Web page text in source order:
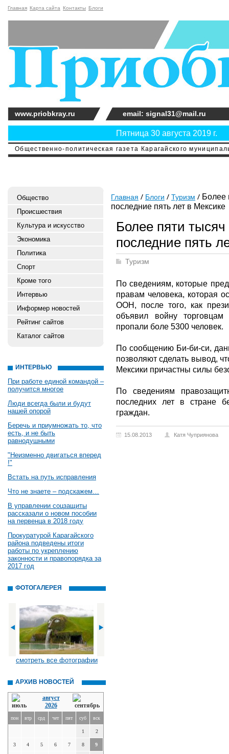
Главная Карта сайта Контакты Блоги
Общественно-политическая газета Карагайского
Пятница 30 августа 2019 г.
www.priobkray.ru email: signal31@mail.ru
Общество
Происшествия
Культура и искусство
Экономика
Политика
Спорт
Кроме того
Интервью
Информер новостей
Рейтинг сайтов
Каталог сайтов
ИНТЕРВЬЮ
При работе единой командой –
получится многое
Люди всегда были и будут
нашей опорой
Беречь и приумножать то, что
есть, и не быть
равнодушными
"Неизменно двигаться вперед
!"
Встать на путь исправления
Что не знаете – подскажем…
В управлении соцзащиты
рассказали о новом пособии
на первенца в 2018 году
Прокуратурой Карагайского
района подведены итоги
работы по укреплению
законности и правопорядка за
2017 год
ФОТОГАЛЕРЕЯ
смотреть все фотографии
АРХИВ НОВОСТЕЙ
август
2026
пон втр срд чет пят суб вск
1 2
3 4 5 6 7 8 9
Главная Блоги Туризм
Более
последние пять лет в Мексике
Более пяти
последние пять
Туризм
По сведениям, которые
правам человека, которая
ООН, после того, как
объявил войну
пропали боле 5300 человек.
По сообщению Би-би-си,
позволяют сделать вывод,
Мексики причастны силы
По сведениям
последних лет в стране
граждан.
15.08.2013 Катя Чуприянова